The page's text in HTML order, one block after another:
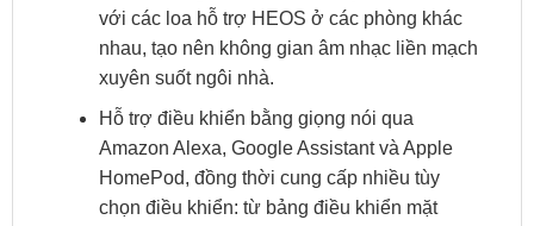
với các loa hỗ trợ HEOS ở các phòng khác
nhau, tạo nên không gian âm nhạc liền mạch
xuyên suốt ngôi nhà.
Hỗ trợ điều khiển bằng giọng nói qua
Amazon Alexa, Google Assistant và Apple
HomePod, đồng thời cung cấp nhiều tùy
chọn điều khiển: từ bảng điều khiển mặt